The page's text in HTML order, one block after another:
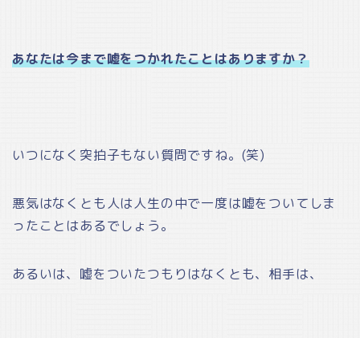
あなたは今まで嘘をつかれたことはありますか？
いつになく突拍子もない質問ですね。(笑)
悪気はなくとも人は人生の中で一度は嘘をついてしま
ったことはあるでしょう。
あるいは、嘘をついたつもりはなくとも、相手は、